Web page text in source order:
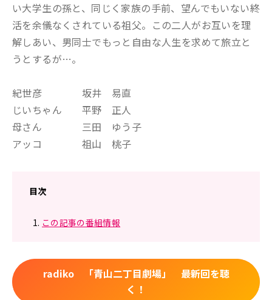
い大学生の孫と、同じく家族の手前、望んでもいない終
活を余儀なくされている祖父。この二人がお互いを理
解しあい、男同士でもっと自由な人生を求めて旅立と
うとするが…。
紀世彦 坂井 易直
じいちゃん 平野 正人
母さん 三田 ゆう子
アッコ 祖山 桃子
目次
この記事の番組情報
radiko 「青山二丁目劇場」 最新回を聴
く！